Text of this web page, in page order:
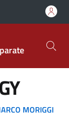
MORIGGI